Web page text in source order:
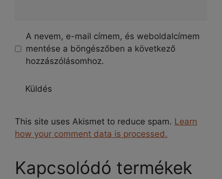
A nevem, e-mail címem, és weboldalcímem
mentése a böngészőben a következő
hozzászólásomhoz.
This site uses Akismet to reduce spam. Learn
how your comment data is processed.
Kapcsolódó termékek